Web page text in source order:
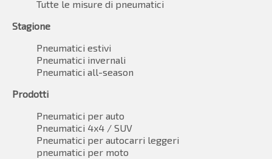
Tutte le misure di pneumatici
Stagione
Pneumatici estivi
Pneumatici invernali
Pneumatici all-season
Prodotti
Pneumatici per auto
Pneumatici 4x4 / SUV
Pneumatici per autocarri leggeri
pneumatici per moto